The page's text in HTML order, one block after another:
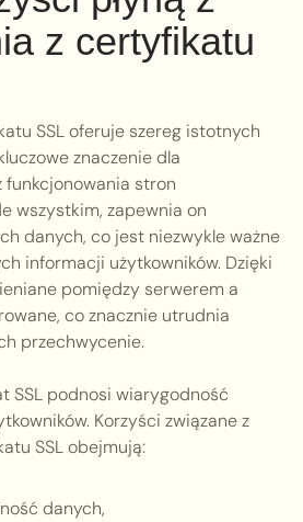
z certyfikatu
SSL oferuje szereg istotnych
znaczenie dla
stron
wszystkim, zapewnia on
danych, co jest niezwykle ważne
informacji użytkowników. Dzięki
pomiędzy serwerem a
co znacznie utrudnia
przechwycenie.
SSL podnosi wiarygodność
Korzyści związane z
SSL obejmują:
danych,